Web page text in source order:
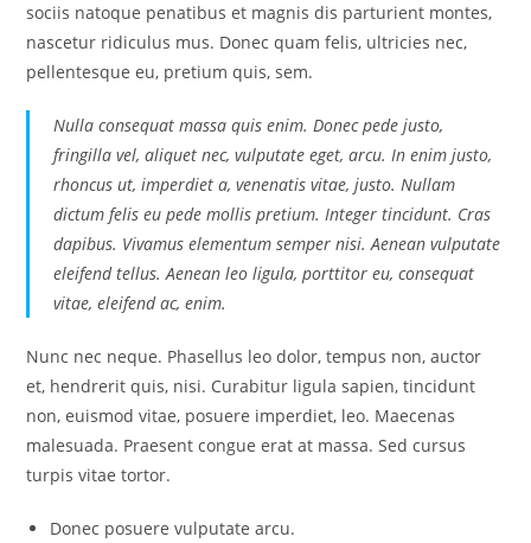
sociis natoque penatibus et magnis dis parturient montes,
nascetur ridiculus mus. Donec quam felis, ultricies nec,
pellentesque eu, pretium quis, sem.
Nulla consequat massa quis enim. Donec pede justo,
fringilla vel, aliquet nec, vulputate eget, arcu. In enim justo,
rhoncus ut, imperdiet a, venenatis vitae, justo. Nullam
dictum felis eu pede mollis pretium. Integer tincidunt. Cras
dapibus. Vivamus elementum semper nisi. Aenean vulputate
eleifend tellus. Aenean leo ligula, porttitor eu, consequat
vitae, eleifend ac, enim.
Nunc nec neque. Phasellus leo dolor, tempus non, auctor
et, hendrerit quis, nisi. Curabitur ligula sapien, tincidunt
non, euismod vitae, posuere imperdiet, leo. Maecenas
malesuada. Praesent congue erat at massa. Sed cursus
turpis vitae tortor.
Donec posuere vulputate arcu.